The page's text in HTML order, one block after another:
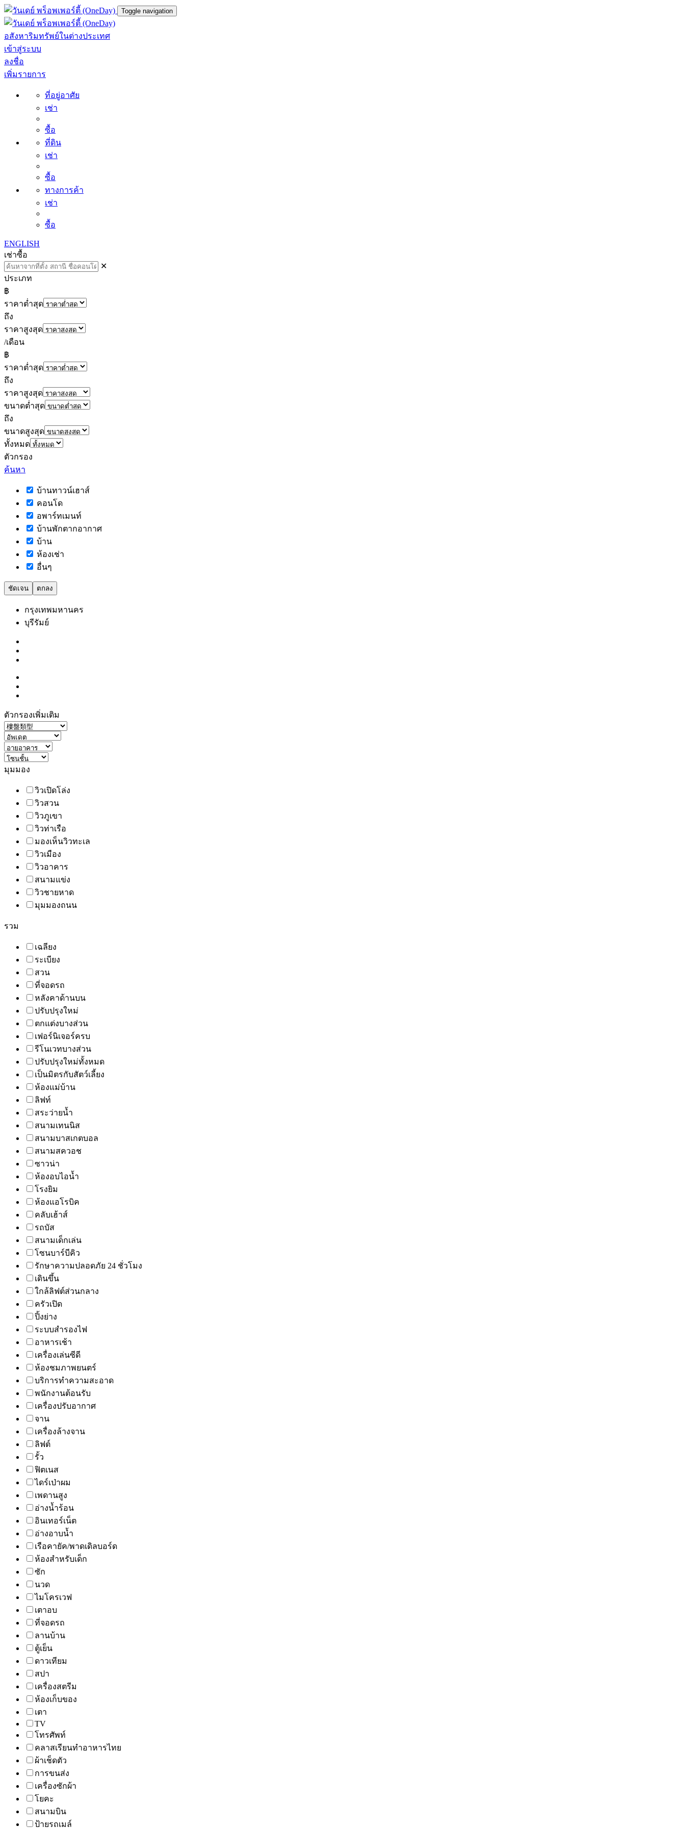
Toggle navigation
อสังหาริมทรัพย์ในต่างประเทศ
เข้าสู่ระบบ
ลงชื่อ
เพิ่มรายการ
ที่อยู่อาศัย
เช่า
ซื้อ
ที่ดิน
เช่า
ซื้อ
ทางการค้า
เช่า
ซื้อ
ENGLISH
เช่าซื้อ
✕
ประเภท
฿
ราคาต่ำสุด
ถึง
ราคาสูงสุด
/เดือน
฿
ราคาต่ำสุด
ถึง
ราคาสูงสุด
ขนาดต่ำสุด
ถึง
ขนาดสูงสุด
ทั้งหมด
ตัวกรอง
ค้นหา
บ้านทาวน์เฮาส์
คอนโด
อพาร์ทเมนท์
บ้านพักตากอากาศ
บ้าน
ห้องเช่า
อื่นๆ
ชัดเจน ตกลง
กรุงเทพมหานคร
บุรีรัมย์
ตัวกรองเพิ่มเติม
มุมมอง
วิวเปิดโล่ง
วิวสวน
วิวภูเขา
วิวท่าเรือ
มองเห็นวิวทะเล
วิวเมือง
วิวอาคาร
สนามแข่ง
วิวชายหาด
มุมมองถนน
รวม
เฉลียง
ระเบียง
สวน
ที่จอดรถ
หลังคาด้านบน
ปรับปรุงใหม่
ตกแต่งบางส่วน
เฟอร์นิเจอร์ครบ
รีโนเวทบางส่วน
ปรับปรุงใหม่ทั้งหมด
เป็นมิตรกับสัตว์เลี้ยง
ห้องแม่บ้าน
ลิฟท์
สระว่ายน้ำ
สนามเทนนิส
สนามบาสเกตบอล
สนามสควอช
ซาวน่า
ห้องอบไอน้ำ
โรงยิม
ห้องแอโรบิค
คลับเฮ้าส์
รถบัส
สนามเด็กเล่น
โซนบาร์บีคิว
รักษาความปลอดภัย 24 ชั่วโมง
เดินขึ้น
ใกล้ลิฟต์ส่วนกลาง
ครัวเปิด
ปิ้งย่าง
ระบบสำรองไฟ
อาหารเช้า
เครื่องเล่นซีดี
ห้องชมภาพยนตร์
บริการทำความสะอาด
พนักงานต้อนรับ
เครื่องปรับอากาศ
จาน
เครื่องล้างจาน
ลิฟต์
รั้ว
ฟิตเนส
ไดร์เป่าผม
เพดานสูง
อ่างน้ำร้อน
อินเทอร์เน็ต
อ่างอาบน้ำ
เรือคายัค/พาดเดิลบอร์ด
ห้องสำหรับเด็ก
ซัก
นวด
ไมโครเวฟ
เตาอบ
ที่จอดรถ
ลานบ้าน
ตู้เย็น
ดาวเทียม
สปา
เครื่องสตรีม
ห้องเก็บของ
เตา
TV
โทรศัพท์
คลาสเรียนทำอาหารไทย
ผ้าเช็ดตัว
การขนส่ง
เครื่องซักผ้า
โยคะ
สนามบิน
ป้ายรถเมล์